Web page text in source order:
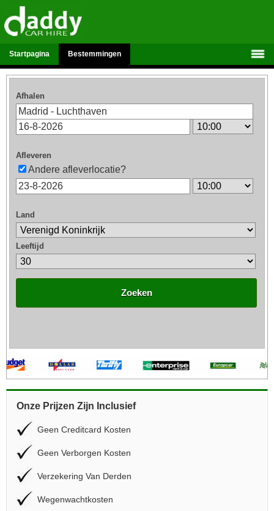
Startpagina Bestemmingen
Afhalen
Afleveren
Andere afleverlocatie?
Land
Leeftijd
Zoeken
Onze Prijzen Zijn Inclusief
Geen Creditcard Kosten
Geen Verborgen Kosten
Verzekering Van Derden
Wegenwachtkosten